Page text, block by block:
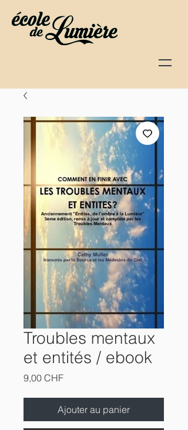
Troubles mentaux
et entités / ebook
9,00 CHFPrix
Ajouter au panier